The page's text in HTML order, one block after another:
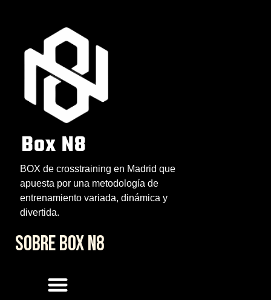
BOX de crosstraining en Madrid que
apuesta por una metodología de
entrenamiento variada, dinámica y
divertida.
SOBRE BOX N8